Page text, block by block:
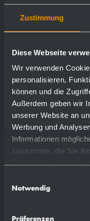
Zustimmung
Diese Webseite
Wir verwenden
personalisieren,
können und die
Außerdem geben wir
unserer Website an
Werbung und
Informationen
zusammen, die Sie
Notwendig
Präferenzen
Incluso materiale
Peso (in kg): 0.8
Superfici
ottone cromato